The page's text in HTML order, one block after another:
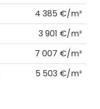
4 385 €/m²
3 901 €/m²
7 007 €/m²
5 503 €/m²